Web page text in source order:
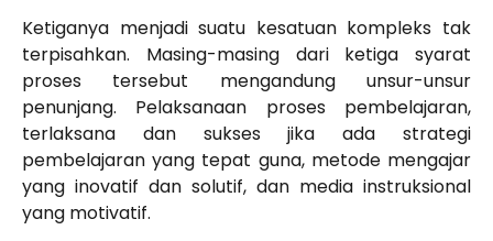
Ketiganya menjadi suatu kesatuan kompleks tak
terpisahkan. Masing-masing dari ketiga syarat
proses tersebut mengandung unsur-unsur
penunjang. Pelaksanaan proses pembelajaran,
terlaksana dan sukses jika ada strategi
pembelajaran yang tepat guna, metode mengajar
yang inovatif dan solutif, dan media instruksional
yang motivatif.